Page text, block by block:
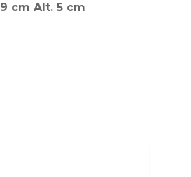
9 cm Alt. 5 cm